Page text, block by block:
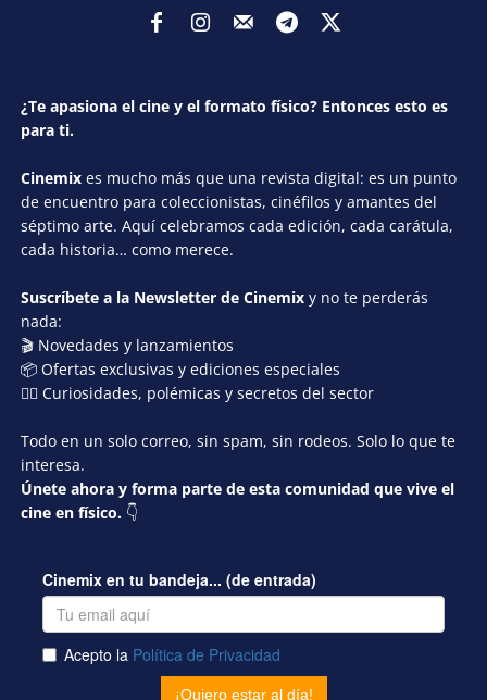
¿Te apasiona el cine y el formato físico? Entonces esto es
para ti.
Cinemix es mucho más que una revista digital: es un punto
de encuentro para coleccionistas, cinéfilos y amantes del
séptimo arte. Aquí celebramos cada edición, cada carátula,
cada historia… como merece.
Suscríbete a la Newsletter de Cinemix y no te perderás
nada:
🎬 Novedades y lanzamientos
📦 Ofertas exclusivas y ediciones especiales
🕵️‍♂️ Curiosidades, polémicas y secretos del sector
Todo en un solo correo, sin spam, sin rodeos. Solo lo que te
interesa.
Únete ahora y forma parte de esta comunidad que vive el
cine en físico. 👇